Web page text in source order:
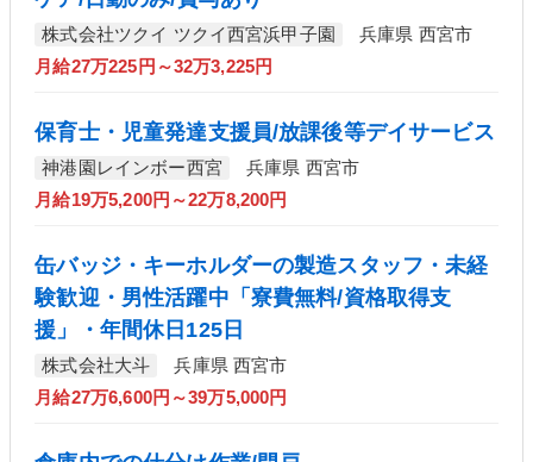
株式会社ツクイ ツクイ西宮浜甲子園
兵庫県 西宮市
月給27万225円～32万3,225円
保育士・児童発達支援員/放課後等デイサービス
神港園レインボー西宮
兵庫県 西宮市
月給19万5,200円～22万8,200円
缶バッジ・キーホルダーの製造スタッフ・未経
験歓迎・男性活躍中「寮費無料/資格取得支
援」・年間休日125日
株式会社大斗
兵庫県 西宮市
月給27万6,600円～39万5,000円